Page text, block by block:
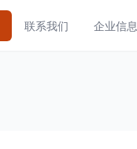
联系我们 企业信息